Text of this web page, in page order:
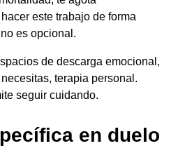
este trabajo de forma
es opcional .
de descarga emocional,
terapia personal.
seguir cuidando.
en duelo